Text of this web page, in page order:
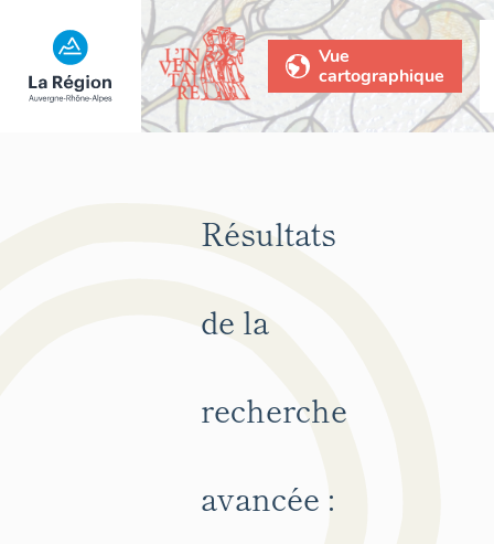
Vue
cartographique
Résultats
de la
recherche
avancée :